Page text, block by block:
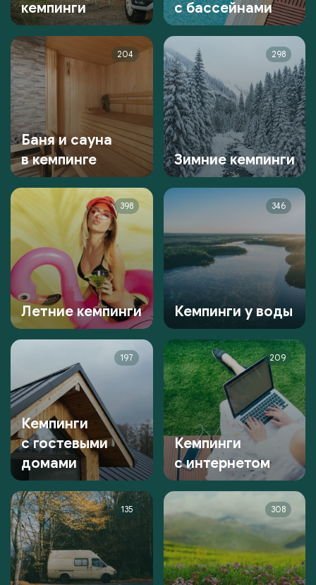
кемпинги
с бассейнами
204
Баня и сауна
в кемпинге
298
Зимние кемпинги
398
Летние кемпинги
346
Кемпинги у воды
197
Кемпинги
с гостевыми
домами
209
Кемпинги
с интернетом
135 308